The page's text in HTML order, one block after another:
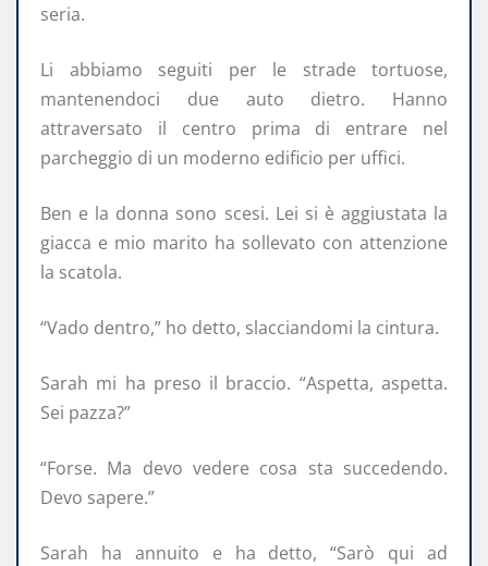
seria.
Li abbiamo seguiti per le strade tortuose,
mantenendoci due auto dietro. Hanno
attraversato il centro prima di entrare nel
parcheggio di un moderno edificio per uffici.
Ben e la donna sono scesi. Lei si è aggiustata la
giacca e mio marito ha sollevato con attenzione
la scatola.
“Vado dentro,” ho detto, slacciandomi la cintura.
Sarah mi ha preso il braccio. “Aspetta, aspetta.
Sei pazza?”
“Forse. Ma devo vedere cosa sta succedendo.
Devo sapere.”
Sarah ha annuito e ha detto, “Sarò qui ad